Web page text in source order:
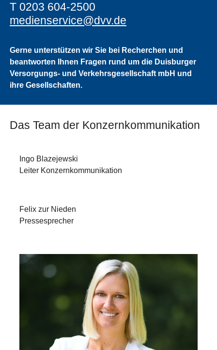
T 0203 604-2500
medienservice@dvv.de
Gerne unterstützen wir Sie bei Recherchen und
beantworten Ihnen Fragen rund um die Duisburger
Versorgungs- und Verkehrsgesellschaft mbH und
ihre Gesellschaften.
Das Team der Konzernkommunikation
Ingo Blazejewski
Leiter Konzernkommunikation
Felix zur Nieden
Pressesprecher